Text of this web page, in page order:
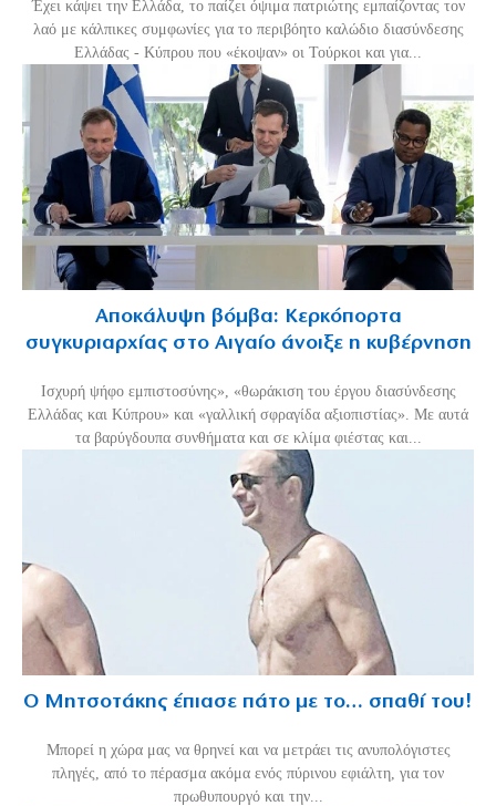
Έχει κάψει την Ελλάδα, το παίζει όψιμα πατριώτης εμπαίζοντας τον
λαό με κάλπικες συμφωνίες για το περιβόητο καλώδιο διασύνδεσης
Ελλάδας - Κύπρου που «έκοψαν» οι Τούρκοι και για...
Αποκάλυψη βόμβα: Κερκόπορτα
συγκυριαρχίας στο Αιγαίο άνοιξε η κυβέρνηση
Ισχυρή ψήφο εμπιστοσύνης», «θωράκιση του έργου διασύνδεσης
Ελλάδας και Κύπρου» και «γαλλική σφραγίδα αξιοπιστίας». Με αυτά
τα βαρύγδουπα συνθήματα και σε κλίμα φιέστας και...
Ο Μητσοτάκης έπιασε πάτο με το… σπαθί του!
Mπορεί η χώρα μας να θρηνεί και να μετράει τις ανυπολόγιστες
πληγές, από το πέρασμα ακόμα ενός πύρινου εφιάλτη, για τον
πρωθυπουργό και την...